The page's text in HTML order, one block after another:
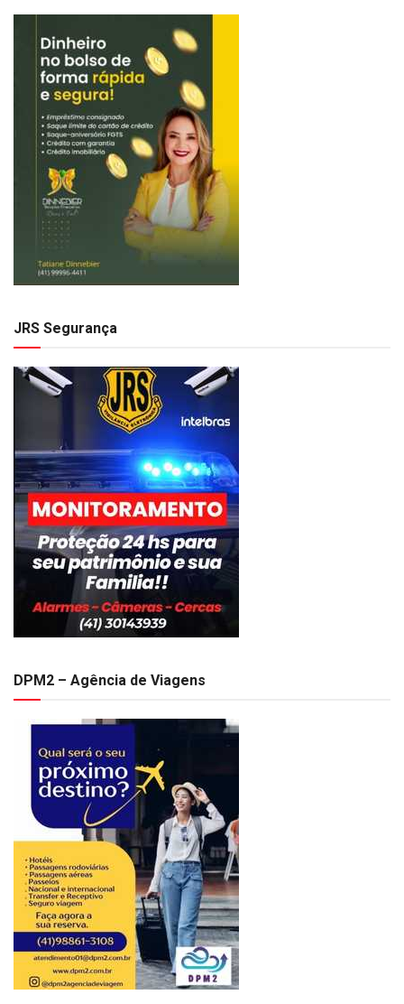
JRS Segurança
DPM2 – Agência de Viagens